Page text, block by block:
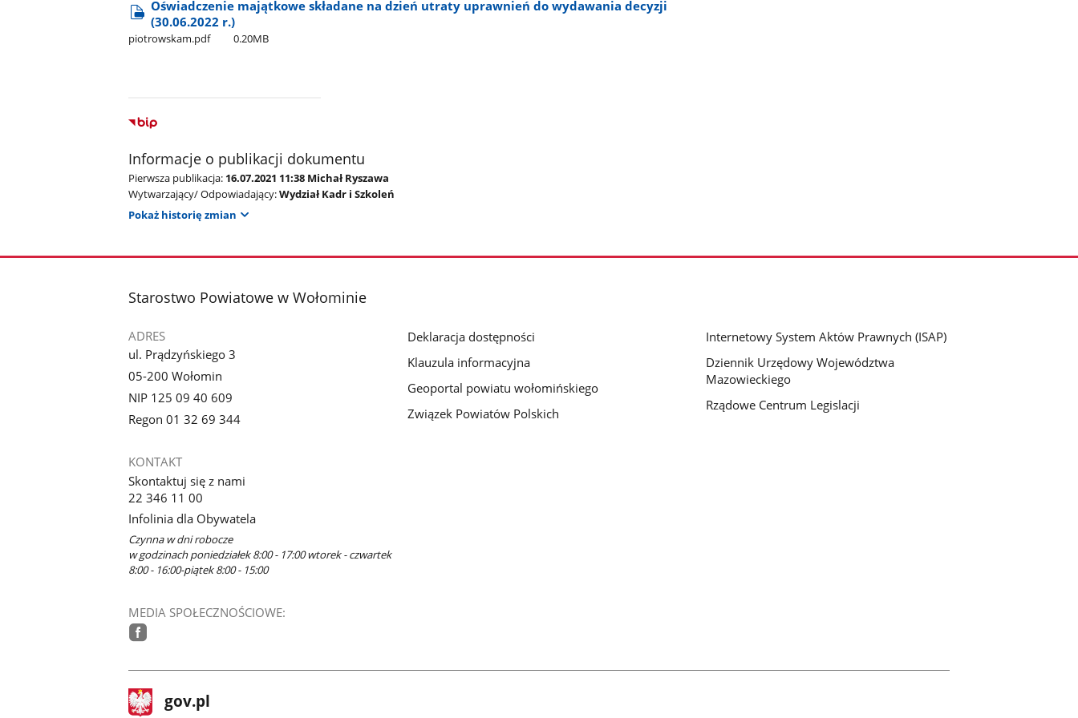
Oświadczenie majątkowe składane na dzień utraty uprawnień do wydawania decyzji
(30.06.2022 r.)
piotrowskam.pdf 0.20MB
Informacje o publikacji dokumentu
Pierwsza publikacja: 16.07.2021 11:38 Michał Ryszawa
Wytwarzający/ Odpowiadający:Wydział Kadr i Szkoleń
Pokaż historię zmian
stopka
Starostwo Powiatowe w Wołominie
ADRES
ul. Prądzyńskiego 3
05-200 Wołomin
NIP 125 09 40 609
Regon 01 32 69 344
KONTAKT
Skontaktuj się z nami
22 346 11 00
Infolinia dla Obywatela
Czynna w dni robocze
w godzinach poniedziałek 8:00 - 17:00 wtorek - czwartek
8:00 - 16:00-piątek 8:00 - 15:00
MEDIA SPOŁECZNOŚCIOWE:
Deklaracja dostępności
Klauzula informacyjna
Geoportal powiatu wołomińskiego
Związek Powiatów Polskich
Internetowy System Aktów Prawnych (ISAP)
Dziennik Urzędowy Województwa
Mazowieckiego
Rządowe Centrum Legislacji
stopka
gov.pl Strona
gov.pl